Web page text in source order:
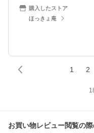
購入したストア
ほっきょ庵
1 2
お買い物レビュー閲覧の